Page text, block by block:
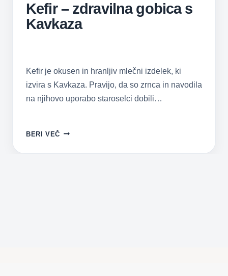
Kefir – zdravilna gobica s
Kavkaza
Kefir je okusen in hranljiv mlečni izdelek, ki
izvira s Kavkaza. Pravijo, da so zrnca in navodila
na njihovo uporabo staroselci dobili…
BERI VEČ KEFIR
ZDRAVILNA